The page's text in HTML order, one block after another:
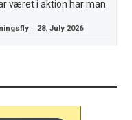
været i aktion har man
· 28. July 2026